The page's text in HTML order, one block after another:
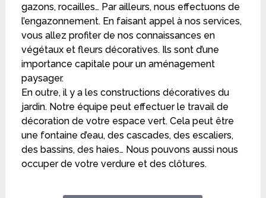
gazons, rocailles… Par ailleurs, nous effectuons de
l’engazonnement. En faisant appel à nos services,
vous allez profiter de nos connaissances en
végétaux et fleurs décoratives. Ils sont d’une
importance capitale pour un aménagement
paysager.
En outre, il y a les constructions décoratives du
jardin. Notre équipe peut effectuer le travail de
décoration de votre espace vert. Cela peut être
une fontaine d’eau, des cascades, des escaliers,
des bassins, des haies… Nous pouvons aussi nous
occuper de votre verdure et des clôtures.